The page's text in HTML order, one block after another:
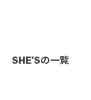
SHE’Sの一覧